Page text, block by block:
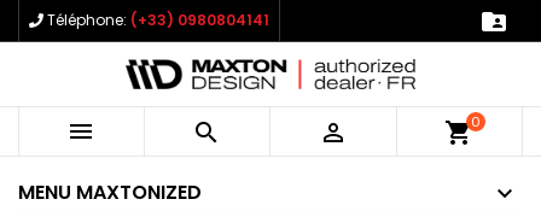
Téléphone: (+33) 0980804141 
   shopping_cart0
MENU MAXTONIZED